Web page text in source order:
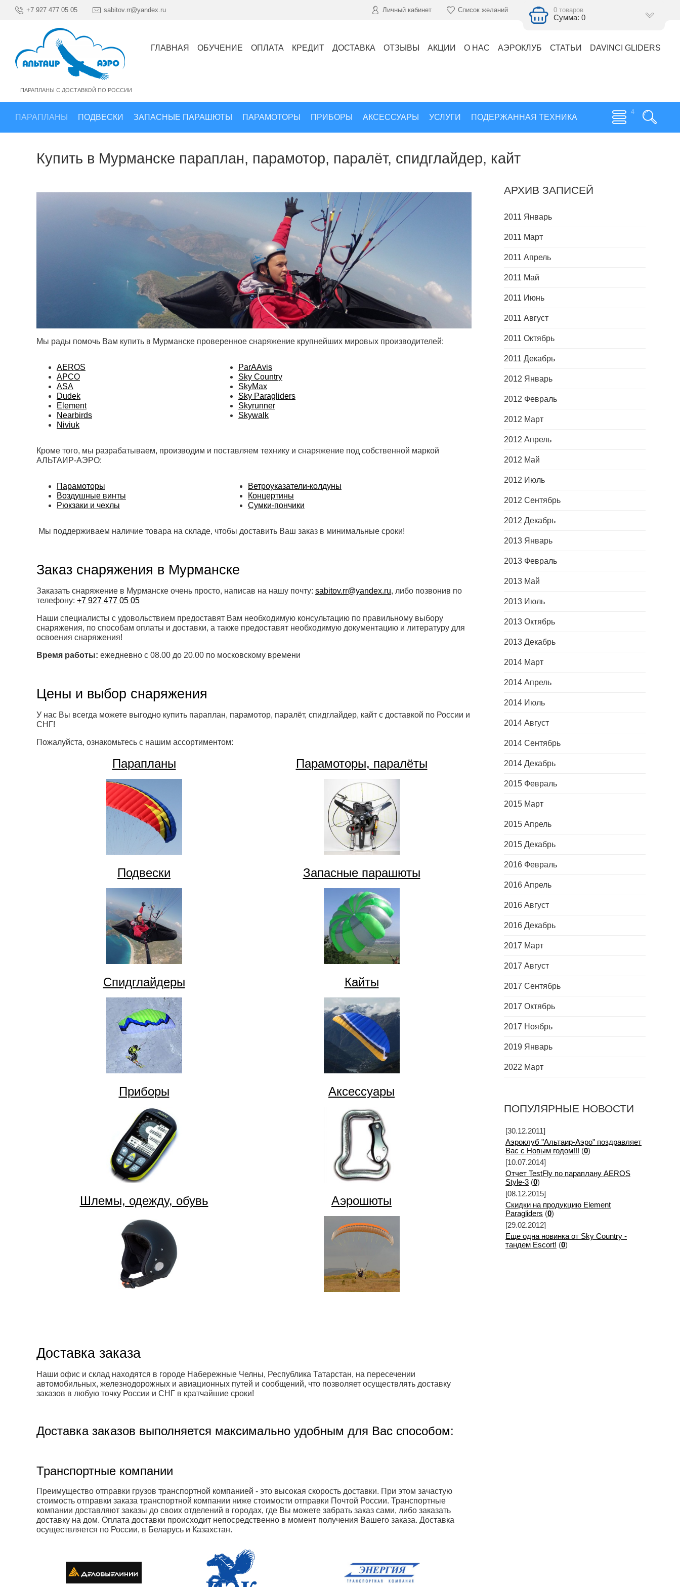
+7 927 477 05 05 sabitov.rr@yandex.ru Личный кабинет Список желаний 0 товаров
Сумма: 0
ПАРАПЛАНЫ С ДОСТАВКОЙ ПО РОССИИ
ГЛАВНАЯ ОБУЧЕНИЕ ОПЛАТА КРЕДИТ ДОСТАВКА ОТЗЫВЫ АКЦИИ О НАС АЭРОКЛУБ СТАТЬИ DAVINCI GLIDERS
ПАРАПЛАНЫ ПОДВЕСКИ ЗАПАСНЫЕ ПАРАШЮТЫ ПАРАМОТОРЫ ПРИБОРЫ АКСЕССУАРЫ УСЛУГИ ПОДЕРЖАННАЯ ТЕХНИКА
Купить в Мурманске параплан, парамотор, паралёт, спидглайдер, кайт
Мы рады помочь Вам купить в Мурманске проверенное снаряжение крупнейших мировых производителей:
AEROS
APCO
ASA
Dudek
Element
Nearbirds
Niviuk
ParAAvis
Sky Country
SkyMax
Sky Paragliders
Skyrunner
Skywalk
Кроме того, мы разрабатываем, производим и поставляем технику и снаряжение под собственной маркой
АЛЬТАИР-АЭРО:
Парамоторы
Воздушные винты
Рюкзаки и чехлы
Ветроуказатели-колдуны
Концертины
Сумки-пончики
Мы поддерживаем наличие товара на складе, чтобы доставить Ваш заказ в минимальные сроки!
Заказ снаряжения в Мурманске
Заказать снаряжение в Мурманске очень просто, написав на нашу почту: sabitov.rr@yandex.ru, либо позвонив по
телефону: +7 927 477 05 05
Наши специалисты с удовольствием предоставят Вам необходимую консультацию по правильному выбору
снаряжения, по способам оплаты и доставки, а также предоставят необходимую документацию и литературу для
освоения снаряжения!
Время работы: ежедневно с 08.00 до 20.00 по московскому времени
Цены и выбор снаряжения
У нас Вы всегда можете выгодно купить параплан, парамотор, паралёт, спидглайдер, кайт с доставкой по России и
СНГ!
Пожалуйста, ознакомьтесь с нашим ассортиментом:
Парапланы Парамоторы, паралёты
Подвески Запасные парашюты
Спидглайдеры Кайты
Приборы Аксессуары
Шлемы, одежду, обувь Аэрошюты
Доставка заказа
Наши офис и склад находятся в городе Набережные Челны, Республика Татарстан, на пересечении
автомобильных, железнодорожных и авиационных путей и сообщений, что позволяет осуществлять доставку
заказов в любую точку России и СНГ в кратчайшие сроки!
Доставка заказов выполняется максимально удобным для Вас способом:
Транспортные компании
Преимущество отправки грузов транспортной компанией - это высокая скорость доставки. При этом зачастую
стоимость отправки заказа транспортной компании ниже стоимости отправки Почтой России. Транспортные
компании доставляют заказы до своих отделений в городах, где Вы можете забрать заказ сами, либо заказать
доставку на дом. Оплата доставки происходит непосредственно в момент получения Вашего заказа. Доставка
осуществляется по России, в Беларусь и Казахстан.
АРХИВ ЗАПИСЕЙ
2011 Январь
2011 Март
2011 Апрель
2011 Май
2011 Июнь
2011 Август
2011 Октябрь
2011 Декабрь
2012 Январь
2012 Февраль
2012 Март
2012 Апрель
2012 Май
2012 Июль
2012 Сентябрь
2012 Декабрь
2013 Январь
2013 Февраль
2013 Май
2013 Июль
2013 Октябрь
2013 Декабрь
2014 Март
2014 Апрель
2014 Июль
2014 Август
2014 Сентябрь
2014 Декабрь
2015 Февраль
2015 Март
2015 Апрель
2015 Декабрь
2016 Февраль
2016 Апрель
2016 Август
2016 Декабрь
2017 Март
2017 Август
2017 Сентябрь
2017 Октябрь
2017 Ноябрь
2019 Январь
2022 Март
ПОПУЛЯРНЫЕ НОВОСТИ
[30.12.2011]
Аэроклуб "Альтаир-Аэро" поздравляет
Вас с Новым годом!!! (0)
[10.07.2014]
Отчет TestFly по параплану AEROS
Style-3 (0)
[08.12.2015]
Скидки на продукцию Element
Paragliders (0)
[29.02.2012]
Еще одна новинка от Sky Country -
тандем Escort! (0)